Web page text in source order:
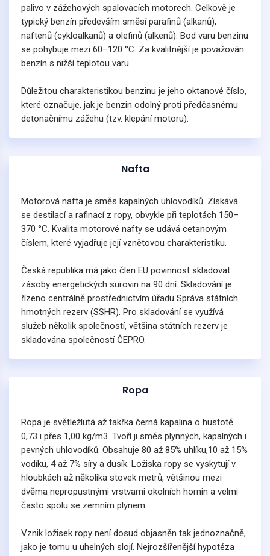
palivo v zážehových spalovacích motorech. Celkově je
typický benzín především směsí parafinů (alkanů),
naftenů (cykloalkanů) a olefinů (alkenů). Bod varu benzinu
se pohybuje mezi 60–120 °C. Za kvalitnější je považován
benzín s nižší teplotou varu.
Důležitou charakteristikou benzinu je jeho oktanové číslo,
které označuje, jak je benzin odolný proti předčasnému
detonačnímu zážehu (tzv. klepání motoru).
Nafta
Motorová nafta je směs kapalných uhlovodíků. Získává
se destilací a rafinací z ropy, obvykle při teplotách 150–
370 °C. Kvalita motorové nafty se udává cetanovým
číslem, které vyjadřuje její vznětovou charakteristiku.
Česká republika má jako člen EU povinnost skladovat
zásoby energetických surovin na 90 dní. Skladování je
řízeno centrálně prostřednictvím úřadu Správa státních
hmotných rezerv (SSHR). Pro skladování se využívá
služeb několik společností, většina státních rezerv je
skladována společností ČEPRO.
Ropa
Ropa je světležlutá až takřka černá kapalina o hustotě
0,73 i přes 1,00 kg/m3. Tvoří ji směs plynných, kapalných i
pevných uhlovodíků. Obsahuje 80 až 85% uhlíku,10 až 15%
vodíku, 4 až 7% síry a dusík. Ložiska ropy se vyskytují v
hloubkách až několika stovek metrů, většinou mezi
dvěma nepropustnými vrstvami okolních hornin a velmi
často spolu se zemním plynem.
Vznik ložisek ropy není dosud objasněn tak jednoznačně,
jako je tomu u uhelných slojí. Nejrozšířenější hypotéza